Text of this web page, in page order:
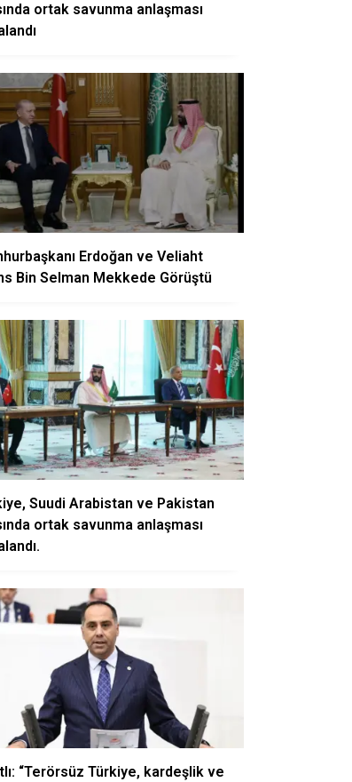
ortak savunma anlaşması
Erdoğan ve Veliaht
Bin Selman Mekkede Görüştü
Suudi Arabistan ve Pakistan
ortak savunma anlaşması
“Terörsüz Türkiye, kardeşlik ve